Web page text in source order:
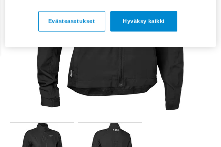
Hyväksy kaikki
Evästeasetukset